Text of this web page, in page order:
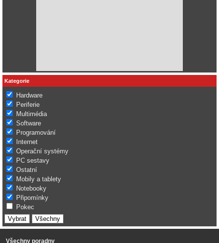
Kategorie
Hardware
Periferie
Multimédia
Software
Programování
Internet
Operační systémy
PC sestavy
Ostatní
Mobily a tablety
Notebooky
Připomínky
Pokec
Všechny poradny